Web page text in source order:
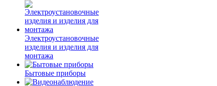
Электроустановочные
изделия и изделия для
монтажа
Бытовые приборы